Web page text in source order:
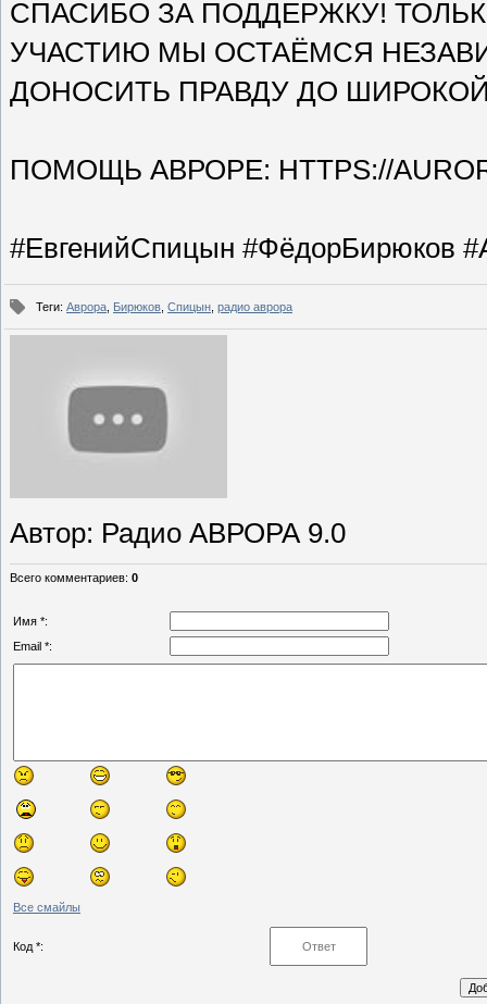
СПАСИБО ЗА ПОДДЕРЖКУ!
УЧАСТИЮ МЫ ОСТАЁМСЯ
ДОНОСИТЬ ПРАВДУ ДО
ПОМОЩЬ АВРОРЕ: HTTPS://
#ЕвгенийСпицын #ФёдорБирюков
Теги: Аврора Бирюков Спицын радио аврора
Автор: Радио АВРОРА 9.0
Всего комментариев: 0
Имя *:
Email *:
Все смайлы
Код *: